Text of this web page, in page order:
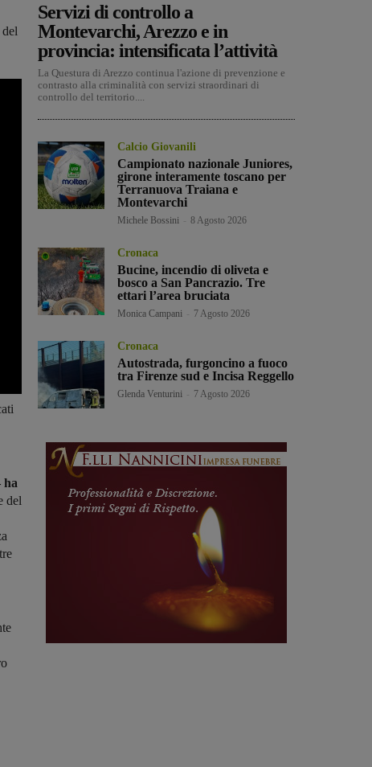
ha
del
Servizi di controllo a
Montevarchi, Arezzo e in
provincia: intensificata l’attività
La Questura di Arezzo continua l'azione di prevenzione e
contrasto alla criminalità con servizi straordinari di
controllo del territorio....
Calcio Giovanili
Campionato nazionale Juniores,
girone interamente toscano per
Terranuova Traiana e
Montevarchi
Michele Bossini 8 Agosto 2026
Cronaca
Bucine, incendio di oliveta e
bosco a San Pancrazio. Tre
ettari l’area bruciata
Monica Campani 7 Agosto 2026
Cronaca
Autostrada, furgoncino a fuoco
tra Firenze sud e Incisa Reggello
Glenda Venturini 7 Agosto 2026